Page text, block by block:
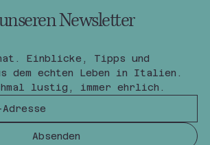
Newsletter
Einblicke, Tipps und
dem echten Leben in Italien.
lustig, immer ehrlich.
Absenden